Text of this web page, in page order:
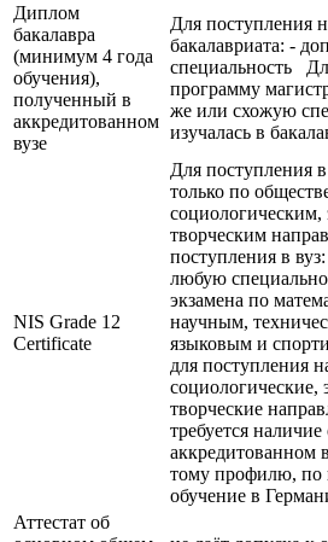
Диплом
бакалавра
(минимум 4 года
обучения),
полученный в
аккредитованном
вузе
Для поступления
бакалавриата: -
специальность
программу
же или схожую
изучалась в
NIS Grade 12
Certificate
Для
только по
творческим
поступления в
любую
экзамена по
научным,
языковым и
для поступления
социологические,
творческие
требуется
аккредитованном
тому профилю, по
обучение в
Аттестат об